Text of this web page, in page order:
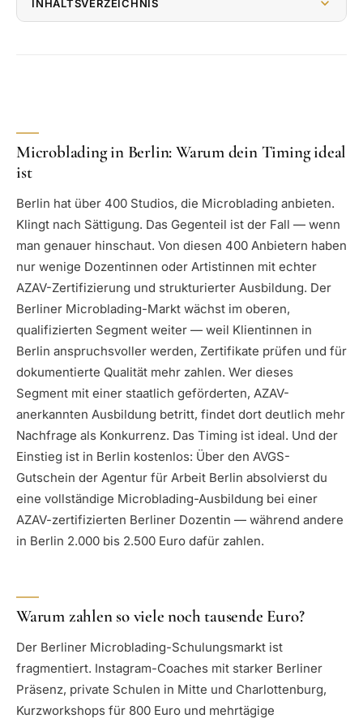
INHALTSVERZEICHNIS
Microblading in Berlin: Warum dein Timing ideal
ist
Berlin hat über 400 Studios, die Microblading anbieten.
Klingt nach Sättigung. Das Gegenteil ist der Fall — wenn
man genauer hinschaut. Von diesen 400 Anbietern haben
nur wenige Dozentinnen oder Artistinnen mit echter
AZAV-Zertifizierung und strukturierter Ausbildung. Der
Berliner Microblading-Markt wächst im oberen,
qualifizierten Segment weiter — weil Klientinnen in
Berlin anspruchsvoller werden, Zertifikate prüfen und für
dokumentierte Qualität mehr zahlen. Wer dieses
Segment mit einer staatlich geförderten, AZAV-
anerkannten Ausbildung betritt, findet dort deutlich mehr
Nachfrage als Konkurrenz. Das Timing ist ideal. Und der
Einstieg ist in Berlin kostenlos: Über den AVGS-
Gutschein der Agentur für Arbeit Berlin absolvierst du
eine vollständige Microblading-Ausbildung bei einer
AZAV-zertifizierten Berliner Dozentin — während andere
in Berlin 2.000 bis 2.500 Euro dafür zahlen.
Warum zahlen so viele noch tausende Euro?
Der Berliner Microblading-Schulungsmarkt ist
fragmentiert. Instagram-Coaches mit starker Berliner
Präsenz, private Schulen in Mitte und Charlottenburg,
Kurzworkshops für 800 Euro und mehrtägige